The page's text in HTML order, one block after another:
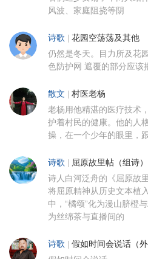
风波、家庭阻挠等阴
诗歌 | 花园空荡荡及其他
仍然是冬天。目力所及花
色防护网 遮覆的部分应该
散文 | 村医老杨
老杨用他精湛的医疗技术
护着村民的健康。他的人
操，在一个少年的眼里，
诗歌 | 屈原故里帖（组诗）
诗人白河泛舟的《屈原故
将屈原精神从历史文本植
中，“橘颂”化为漫山脐橙
为丝绵茶与直播间的
诗歌 | 假如时间会说话（外